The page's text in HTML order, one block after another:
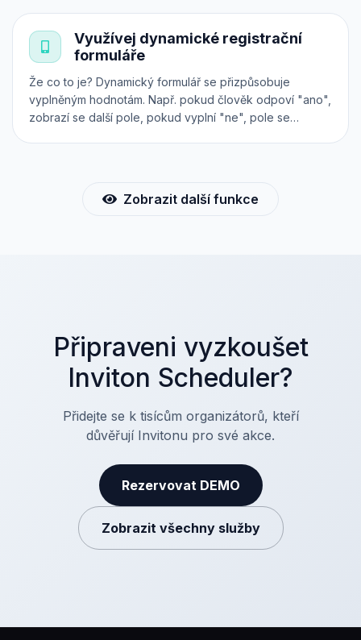
iframe, API nebo plugin.
Využívej dynamické registrační
formuláře
Že co to je? Dynamický formulář se přizpůsobuje
vyplněným hodnotám. Např. pokud člověk odpoví "ano",
zobrazí se další pole, pokud vyplní "ne", pole se
Zobrazit další funkce
Připraveni vyzkoušet
Inviton Scheduler?
Přidejte se k tisícům organizátorů, kteří
důvěřují Invitonu pro své akce.
Rezervovat DEMO
Zobrazit všechny služby